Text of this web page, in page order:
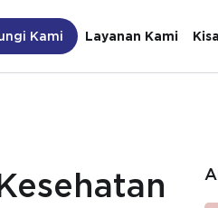
Kami Layanan Kami